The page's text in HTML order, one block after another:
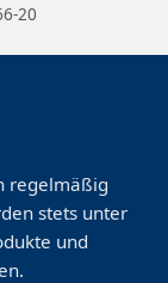
20
regelmäßig
stets unter
und